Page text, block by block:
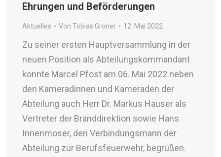
Ehrungen und Beförderungen
Aktuelles Von Tobias Groner 12. Mai 2022
Zu seiner ersten Hauptversammlung in der
neuen Position als Abteilungskommandant
konnte Marcel Pfost am 06. Mai 2022 neben
den Kameradinnen und Kameraden der
Abteilung auch Herr Dr. Markus Hauser als
Vertreter der Branddirektion sowie Hans
Innenmoser, den Verbindungsmann der
Abteilung zur Berufsfeuerwehr, begrüßen.